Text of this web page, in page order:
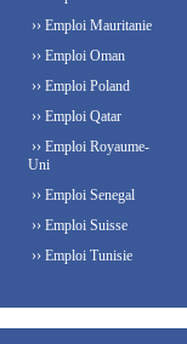
›› Emploi Mauritanie
›› Emploi Oman
›› Emploi Poland
›› Emploi Qatar
›› Emploi Royaume-
Uni
›› Emploi Senegal
›› Emploi Suisse
›› Emploi Tunisie